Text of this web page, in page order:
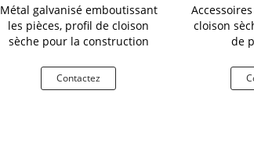
Métal galvanisé emboutissant
les pièces, profil de cloison
sèche pour la construction
Contactez
cloison
de
de